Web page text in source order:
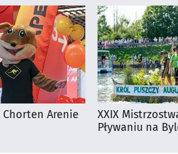
Chorten Arenie
XXIX
Pływaniu na